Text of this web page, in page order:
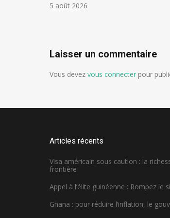
5 août 2026
Laisser un commentaire
Vous devez vous connecter pour
Articles récents
Visa américain sous caution : la
frontière
Appel à l’élite guinéenne : Rompez le
Ghana : pour réduire l’inflation, le